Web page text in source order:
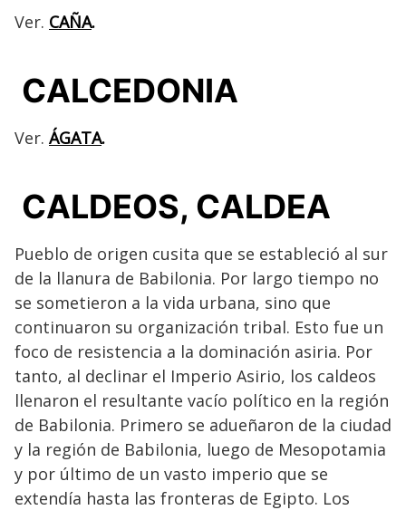
Ver. CAÑA.
CALCEDONIA
Ver. ÁGATA.
CALDEOS, CALDEA
Pueblo de origen cusita que se estableció al sur
de la llanura de Babilonia. Por largo tiempo no
se sometieron a la vida urbana, sino que
continuaron su organización tribal. Esto fue un
foco de resistencia a la dominación asiria. Por
tanto, al declinar el Imperio Asirio, los caldeos
llenaron el resultante vacío político en la región
de Babilonia. Primero se adueñaron de la ciudad
y la región de Babilonia, luego de Mesopotamia
y por último de un vasto imperio que se
extendía hasta las fronteras de Egipto. Los